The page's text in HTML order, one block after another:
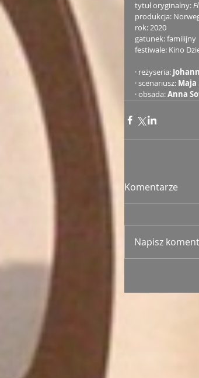
tytuł oryginalny:
produkcja:
rok: 2020
gatunek: familijny
festiwale: Kino
· reżyseria:
· scenariusz: Maja
· obsada: Anna
Komentarze
Napisz